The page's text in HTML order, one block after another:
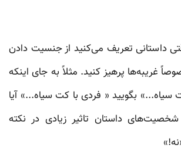
داستانی تعریف می‌کنید از جنسیت دادن
غریبه‌ها پرهیز کنید. مثلاً به جای اینکه
سیاه...» بگویید « فردی با کت سیاه...» آیا
داستان تاثیر زیادی در نکته‌